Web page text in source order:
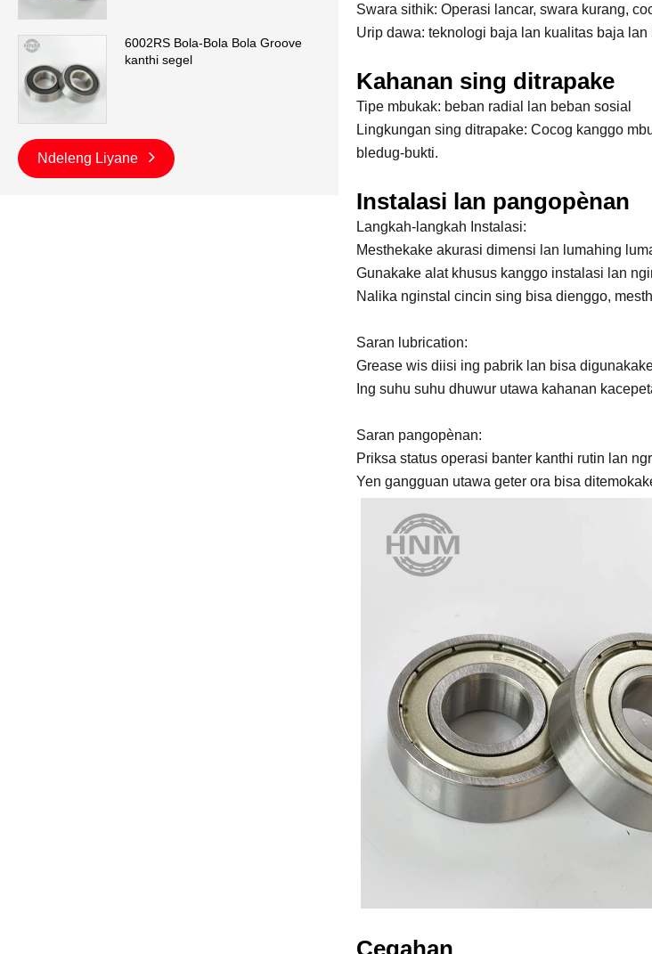
6002RS Bola-Bola Bola Groove
kanthi segel
Ndeleng Liyane
Swara sithik: Operasi lancar, swara kurang,
Urip dawa: teknologi baja lan kualitas baja
Kahanan sing ditrapake
Tipe mbukak: beban radial lan beban sosial
Lingkungan sing ditrapake: Cocog kanggo
bledug-bukti.
Instalasi lan pangopènan
Langkah-langkah Instalasi:
Mesthekake akurasi dimensi lan lumahing
Gunakake alat khusus kanggo instalasi lan
Nalika nginstal cincin sing bisa dienggo,
Saran lubrication:
Grease wis diisi ing pabrik lan bisa
Ing suhu suhu dhuwur utawa kahanan
Saran pangopènan:
Priksa status operasi banter kanthi rutin lan
Yen gangguan utawa geter ora bisa